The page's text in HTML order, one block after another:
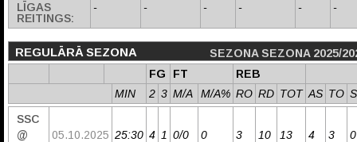
LĪGAS
REITINGS:
- - - - - -
REGULĀRĀ SEZONA
SEZONA SEZONA 2025/
FG
FT
REB
MIN
2 3 M/A M/A% RO RD TOT AS TO
SSC
@
05.10.2025 25:30 4 1 0/0 0 3 10 13 4 3 0